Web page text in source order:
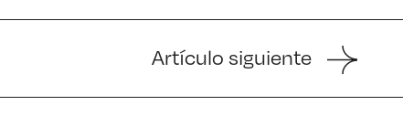
Artículo siguiente